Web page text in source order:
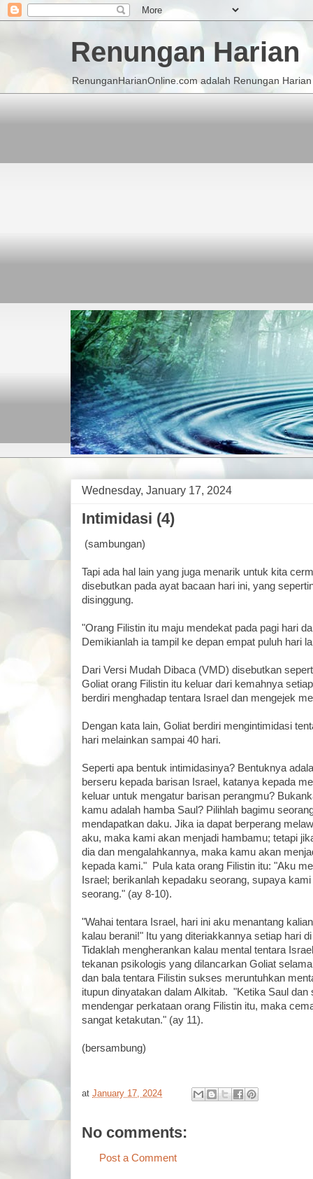
Renungan Harian
RenunganHarianOnline.com adalah Renungan
Wednesday, January 17, 2024
Intimidasi (4)
(sambungan)
Tapi ada hal lain yang juga menarik untuk kita
disebutkan pada ayat bacaan hari ini, yang
disinggung.
"Orang Filistin itu maju mendekat pada pagi hari
Demikianlah ia tampil ke depan empat puluh hari
Dari Versi Mudah Dibaca (VMD) disebutkan
Goliat orang Filistin itu keluar dari kemahnya
berdiri menghadap tentara Israel dan mengejek
Dengan kata lain, Goliat berdiri mengintimidasi
hari melainkan sampai 40 hari.
Seperti apa bentuk intimidasinya? Bentuknya
berseru kepada barisan Israel, katanya kepada
keluar untuk mengatur barisan perangmu?
kamu adalah hamba Saul? Pilihlah bagimu
mendapatkan daku. Jika ia dapat berperang
aku, maka kami akan menjadi hambamu; tetapi
dia dan mengalahkannya, maka kamu akan
kepada kami." Pula kata orang Filistin itu: "Aku
Israel; berikanlah kepadaku seorang, supaya
seorang." (ay 8-10).
"Wahai tentara Israel, hari ini aku menantang
kalau berani!" Itu yang diteriakkannya setiap hari
Tidaklah mengherankan kalau mental tentara
tekanan psikologis yang dilancarkan Goliat
dan bala tentara Filistin sukses meruntuhkan
itupun dinyatakan dalam Alkitab. "Ketika Saul dan
mendengar perkataan orang Filistin itu, maka
sangat ketakutan." (ay 11).
(bersambung)
at January 17, 2024
No comments:
Post a Comment